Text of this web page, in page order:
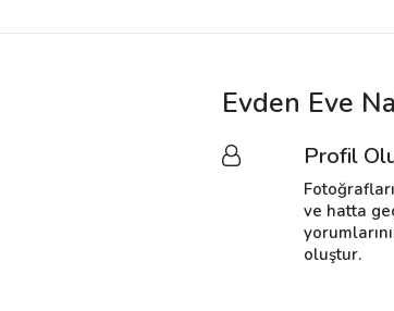
Evden Eve
Profil
ve hatta
oluştur.